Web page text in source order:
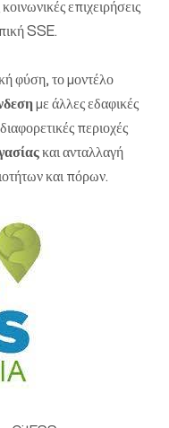
επιχειρήσεις
SSE.
φύση, το μοντέλο
με άλλες εδαφικές
περιοχές
και ανταλλαγή
και πόρων.